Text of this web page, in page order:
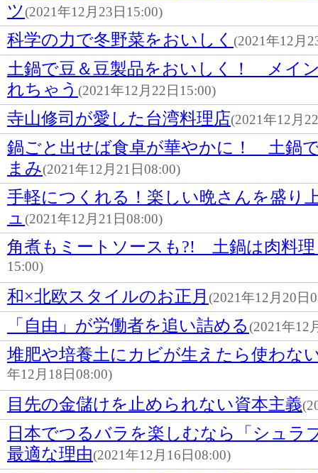
ツ(2021年12月23日15:00)
科学の力で冬野菜をおいしく (2021年12月
土鍋で豆＆豆製品をおいしく！ メイ
れちゃう (2021年12月22日15:00)
寺山修司が愛した台湾料理店(2021年12月
鍋ごと出せば食卓が華やかに！ 土鍋
まみ(2021年12月21日08:00)
手軽につくれる！楽しい晩さんを盛り
ュ (2021年12月21日08:00)
角煮もミートソースも?! 土鍋は肉料理
15:00)
和×北欧スタイルのお正月 (2021年12月20日
「自由」が労働者を追い詰める(2021年12
堆肥や培養土にカビが生えたら使わな
年12月18日08:00)
目先の金儲けを止められない資本主義
日本でつるバラを楽しむなら「シュラ
最適な理由(2021年12月16日08:00)